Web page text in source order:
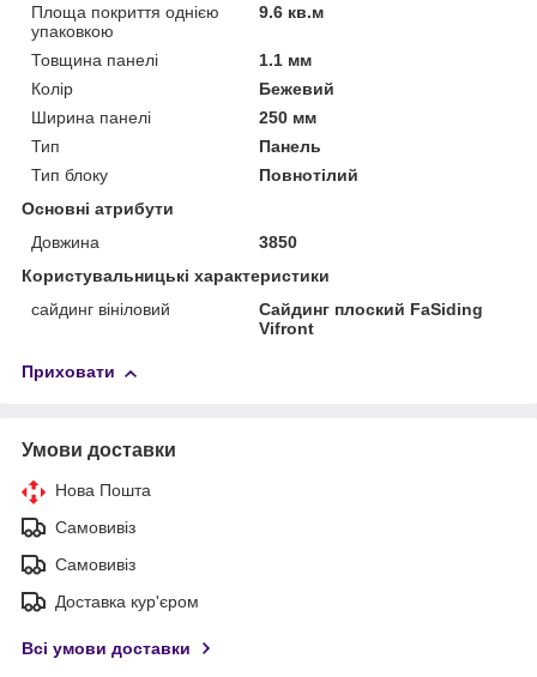
Площа покриття однією
упаковкою
9.6 кв.м
Товщина панелі
1.1 мм
Колір
Бежевий
Ширина панелі
250 мм
Тип
Панель
Тип блоку
Повнотілий
Основні атрибути
Довжина
3850
Користувальницькі характеристики
сайдинг вініловий
Сайдинг плоский FaSiding
Vifront
Приховати
Умови доставки
Нова Пошта
Самовивіз
Самовивіз
Доставка кур'єром
Всі умови доставки